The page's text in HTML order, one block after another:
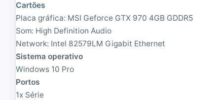
|
R
e
c
o
n
d
c
|
R
e
c
o
n
d
i
c
i
Cartões
Placa gráfica: MSI Geforce GTX 970 4GB GDDR5
Som: High Definition Audio
Network: Intel 82579LM Gigabit Ethernet
Sistema operativo
Windows 10 Pro
Portos
1x Série